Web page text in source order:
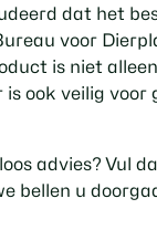
dat het
voor
is niet
ook veilig voor
advies? Vul
bellen u